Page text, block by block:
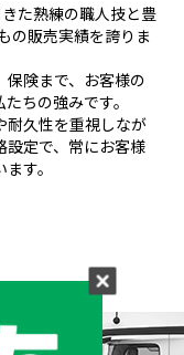
た熟練の職人技と豊
の販売実績を誇りま
険まで、お客様の
ちの強みです。
耐久性を重視しなが
設定で、常にお客様
す。
探す